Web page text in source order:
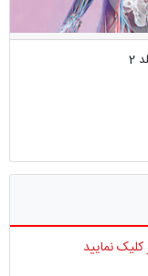
نمایید